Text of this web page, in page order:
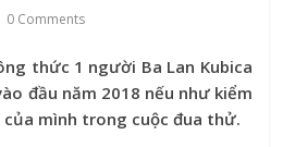
0 Comments
thức 1 người Ba Lan Kubica
đầu năm 2018 nếu như kiểm
mình trong cuộc đua thử.